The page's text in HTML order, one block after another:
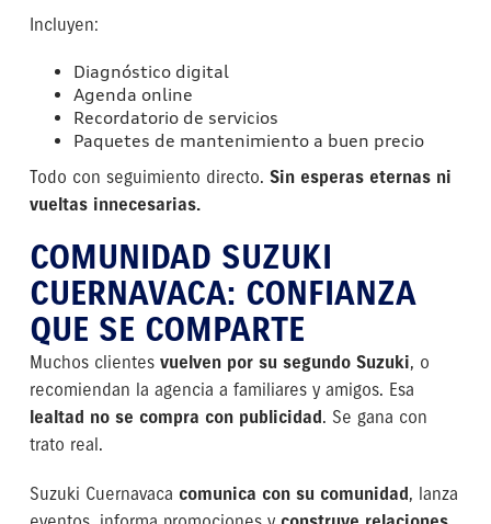
Incluyen:
Diagnóstico digital
Agenda online
Recordatorio de servicios
Paquetes de mantenimiento a buen precio
Todo con seguimiento directo. Sin esperas eternas ni
vueltas innecesarias.
COMUNIDAD SUZUKI
CUERNAVACA: CONFIANZA
QUE SE COMPARTE
Muchos clientes vuelven por su segundo Suzuki, o
recomiendan la agencia a familiares y amigos. Esa
lealtad no se compra con publicidad. Se gana con
trato real.
Suzuki Cuernavaca comunica con su comunidad, lanza